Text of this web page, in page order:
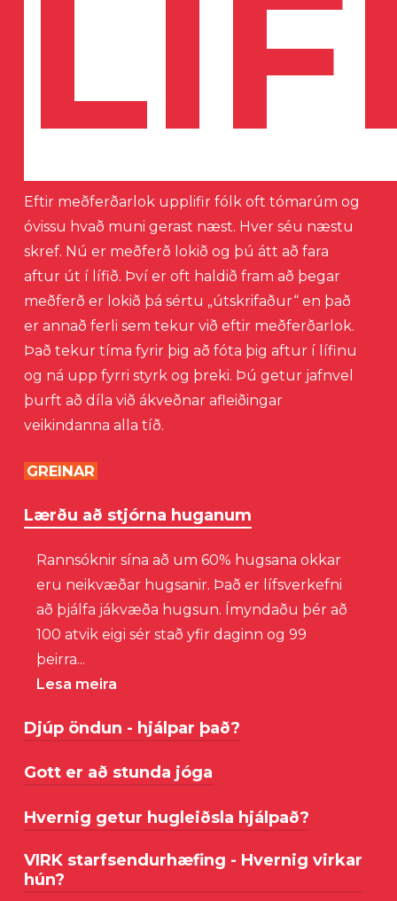
Eftir meðferðarlok upplifir fólk oft tómarúm og
óvissu hvað muni gerast næst. Hver séu næstu
skref. Nú er meðferð lokið og þú átt að fara
aftur út í lífið. Því er oft haldið fram að þegar
meðferð er lokið þá sértu „útskrifaður“ en það
er annað ferli sem tekur við eftir meðferðarlok.
Það tekur tíma fyrir þig að fóta þig aftur í lífinu
og ná upp fyrri styrk og þreki. Þú getur jafnvel
þurft að díla við ákveðnar afleiðingar
veikindanna alla tíð.
GREINAR
Lærðu að stjórna huganum
Rannsóknir sína að um 60% hugsana okkar
eru neikvæðar hugsanir. Það er lífsverkefni
að þjálfa jákvæða hugsun. Ímyndaðu þér að
100 atvik eigi sér stað yfir daginn og 99
þeirra...
Lesa meira
Djúp öndun - hjálpar það?
Jógarnir kenndu að við lifum eins og við
oft ómeðvitað. Að hægja á önduninni, hægir
Lesa meira
Gott er að stunda jóga
Jóga er aldagömul leið til að koma jafnvægi
andlegar verur með líkamlega reynslu.
Hvernig getur hugleiðsla hjálpað?
Hugleiðsla hjálpar mjög mörgum að slaka á
og átta sig betur á sínum eigin hugsunum.
VIRK starfsendurhæfing - Hvernig virkar
hún?